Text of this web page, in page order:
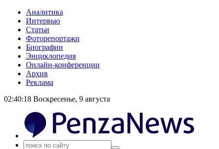
Аналитика
Интервью
Статьи
Фоторепортажи
Биографии
Энциклопедия
Онлайн-конференции
Архив
Реклама
02:40:18 Воскресенье, 9 августа